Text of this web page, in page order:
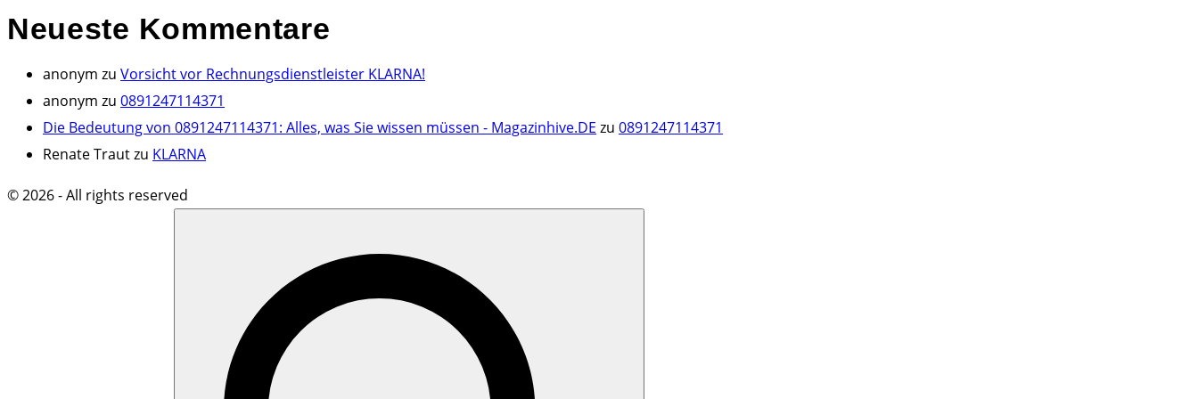
Neueste Kommentare
anonym zu Vorsicht vor Rechnungsdienstleister KLARNA!
anonym zu 0891247114371
Die Bedeutung von 0891247114371: Alles, was Sie wissen müssen - Magazinhive.DE zu 0891247114371
Renate Trautzu KLARNA
©2026- All rights reserved